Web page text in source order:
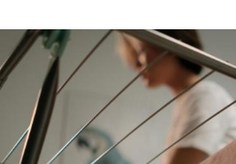
öffnen/schließen